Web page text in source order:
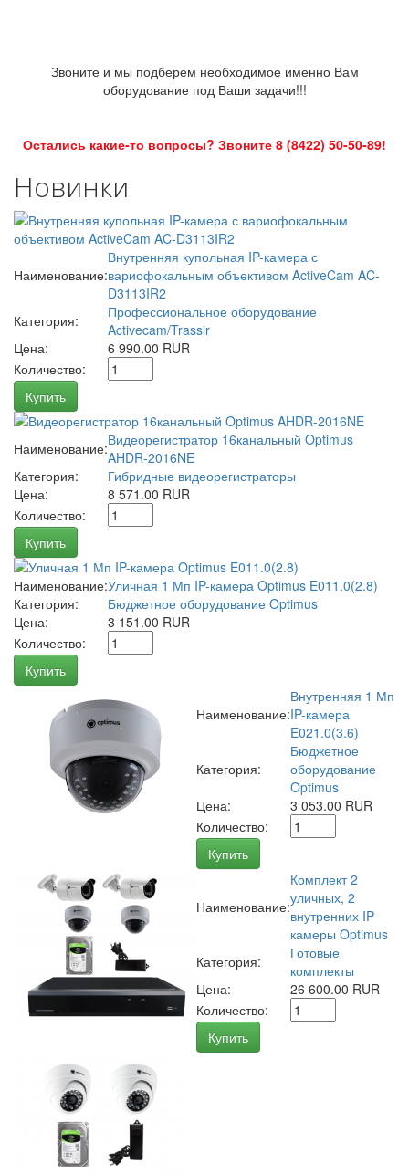
Звоните и мы подберем необходимое именно Вам
оборудование под Ваши задачи!!!
Остались какие-то вопросы? Звоните 8 (8422) 50-50-89!
Новинки
Наименование:
Внутренняя купольная IP-камера с
вариофокальным объективом ActiveCam AC-
D3113IR2
Категория:
Профессиональное оборудование
Activecam/Trassir
Цена:
6 990.00 RUR
Количество:
Купить
Наименование:Видеорегистратор 16канальный Optimus
AHDR-2016NE
Категория:
Гибридные видеорегистраторы
Цена:
8 571.00 RUR
Количество:
Купить
Наименование:Уличная 1 Мп IP-камера Optimus E011.0(2.8)
Категория:
Бюджетное оборудование Optimus
Цена:
3 151.00 RUR
Количество:
Купить
Наименование:
Внутренняя 1 Мп
IP-камера
E021.0(3.6)
Категория:
Бюджетное
оборудование
Optimus
Цена:
3 053.00 RUR
Количество:
Купить
Наименование:
Комплект 2
уличных, 2
внутренних IP
камеры Optimus
Категория:
Готовые
комплекты
Цена:
26 600.00 RUR
Количество:
Купить